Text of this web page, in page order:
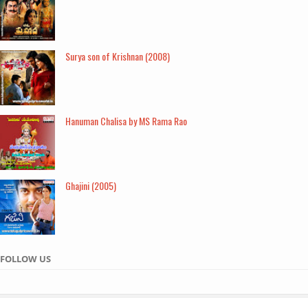
Surya son of Krishnan (2008)
Hanuman Chalisa by MS Rama Rao
Ghajini (2005)
FOLLOW US